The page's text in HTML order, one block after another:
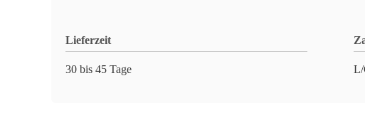
Lieferzeit
30 bis 45 Tage L/